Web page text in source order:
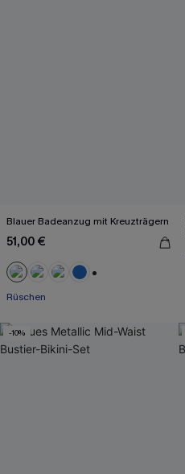
Blauer Badeanzug mit Kreuzträgern
51,00 €
Rüschen
-10%